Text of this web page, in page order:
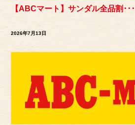
【ABCマート】サンダル全品割･･･
2026年7月13日